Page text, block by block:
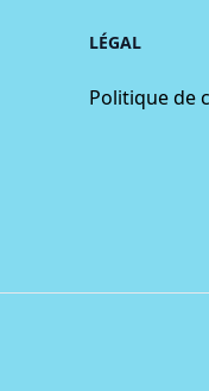
LÉGAL
Politique de